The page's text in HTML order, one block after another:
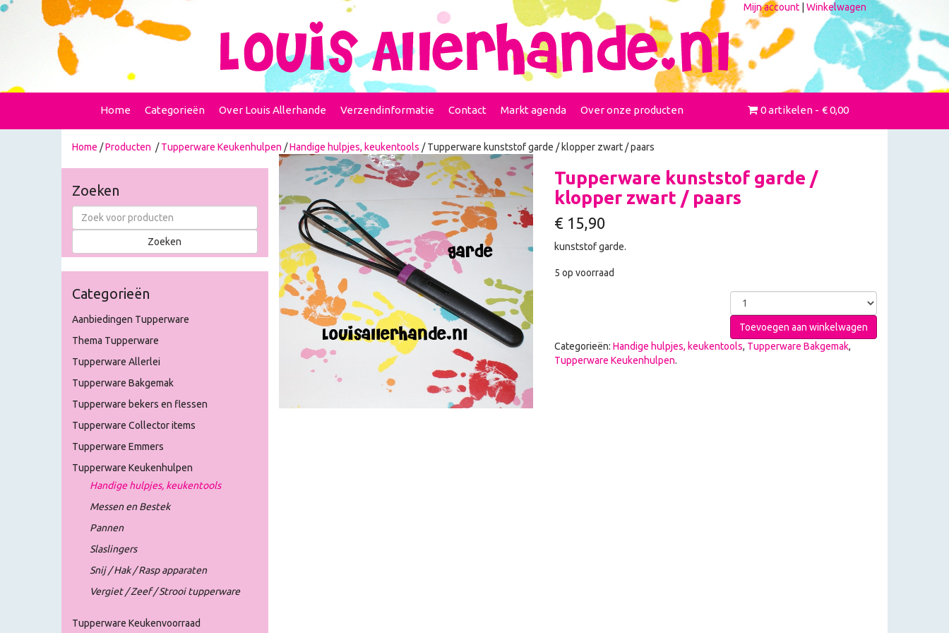
Mijn account Winkelwagen
Home Categorieën Over Louis Allerhande Verzendinformatie Contact Markt agenda Over onze producten 0 artikelen € 0,00
Home /Producten /Tupperware Keukenhulpen /Handige hulpjes, keukentools / Tupperware kunststof garde / klopper zwart / paars
Zoeken
Categorieën
Aanbiedingen Tupperware
Thema Tupperware
Tupperware Allerlei
Tupperware Bakgemak
Tupperware bekers en flessen
Tupperware Collector items
Tupperware Emmers
Tupperware Keukenhulpen
Handige hulpjes, keukentools
Messen en Bestek
Pannen
Slaslingers
Snij / Hak / Rasp apparaten
Vergiet / Zeef / Strooi tupperware
Tupperware Keukenvoorraad
Tupperware kunststof garde /
klopper zwart / paars
€15,90
kunststof garde.
5 op voorraad
Toevoegen aan winkelwagen
Categorieën: Handige hulpjes, keukentools, Tupperware Bakgemak,
Tupperware Keukenhulpen.